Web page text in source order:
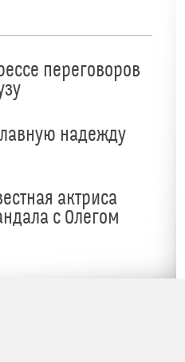
переговоров
надежду
актриса
с Олегом